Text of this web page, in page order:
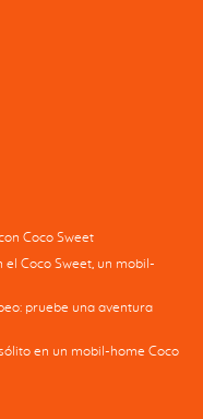
Coco Sweet
Coco Sweet, un mobil-
pruebe una aventura
en un mobil-home Coco